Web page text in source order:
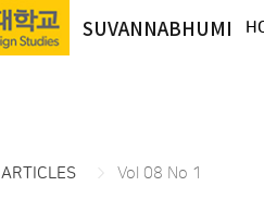
SUVANNABHUMI
ARTICLES Vol 08 No 1